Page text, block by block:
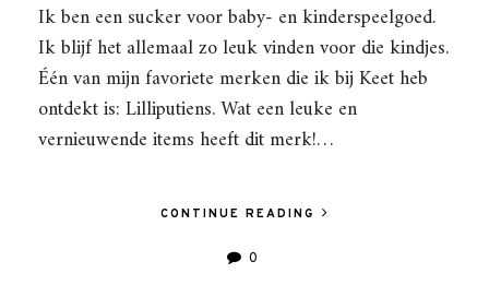
Ik ben een sucker voor baby- en kinderspeelgoed.
Ik blijf het allemaal zo leuk vinden voor die kindjes.
Één van mijn favoriete merken die ik bij Keet heb
ontdekt is: Lilliputiens. Wat een leuke en
vernieuwende items heeft dit merk!…
CONTINUE READING
0